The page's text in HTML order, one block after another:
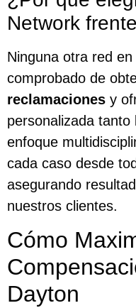
Network
Ninguna otra red
comprobado de
reclamaciones y
personalizada
enfoque
cada caso desde
asegurando
nuestros clientes.
Cómo
Dayton